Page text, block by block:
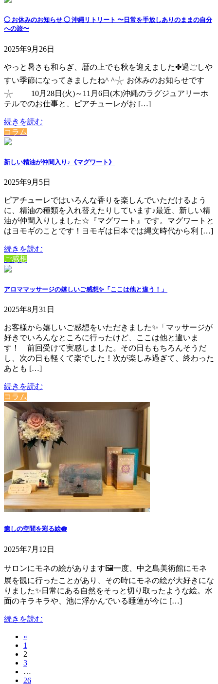
◯ お休みのお知らせ ◯ 沖縄リトリート 〜日常を手放しありのままの自分
への旅〜
2025年9月26日
やっと暑さも和らぎ、暦の上でも秋を迎えました✤過ごしや
すい季節になってきましたね^ ^⁡⁡⁡𓇼 お休みのお知らせです
𓇼 10月28日(火)～11月6日(木)⁡⁡沖縄のラグジュアリーホ
テルでのお仕事と、ピアチューレがお […]
続きを読む
コラム
新しい精油が仲間入り♪《マグワート》
2025年9月5日
ピアチューレではいろんな香りを楽しんでいただけるよう
に、精油の種類を入れ替えたりしています♪⁡⁡最近、新しい精
油が仲間入りしました☆『マグワート』です。マグワートと
はヨモギのことです！⁡⁡⁡ヨモギは日本では縄文時代から利 […]
続きを読む
ご感想
アロママッサージの嬉しいご感想✨「ここは他と違う！」
2025年8月31日
お客様から嬉しいご感想をいただきました✨⁡⁡「マッサージが
好きでいろんなところに行ったけど、ここは他と違いま
す！ 前回受けて実感しました。その日ももちろんそうだ
し、次の日も軽くて楽でした！次が楽しみ過ぎて、終わった
あとも […]
続きを読む
コラム
癒しの空間を彩る絵🪷
2025年7月12日
サロンにモネの絵があります🖼️⁡⁡⁡一度、中之島美術館にモネ
展を観に行ったことがあり、その時にモネの絵が大好きにな
りました✨⁡⁡⁡日常にある自然をそっと切り取ったような絵。⁡⁡水
面のキラキラや、池に浮かんでいる睡蓮が今に […]
続きを読む
«
固
定
ペ
ー
1
固
定
ペ
2
固
定
3
…
固
26